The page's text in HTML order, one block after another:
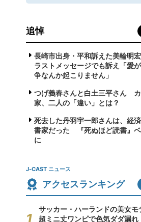
追悼
長崎市出身・平和訴えた美輪明
ラストメッセージでも訴え「愛
争なんか起こりません」
つげ義春さんと白土三平さん
家、二人の「違い」とは？
死去した丹羽宇一郎さんは、経
書家だった 『死ぬほど読書』
に
J-CAST ニュース
アクセスランキング
サッカー・ハーランドの美女モ
超ミニ丈ワンピで色気ダダ漏